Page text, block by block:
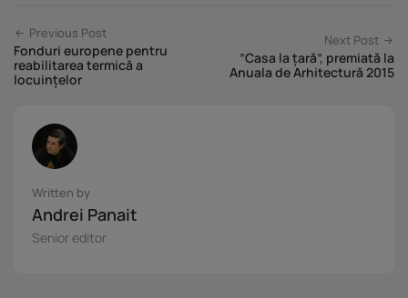
Previous Post
Fonduri europene pentru
reabilitarea termică a
locuințelor
Next Post
”Casa la țară”, premiată la
Anuala de Arhitectură 2015
Written by
Andrei Panait
Senior editor